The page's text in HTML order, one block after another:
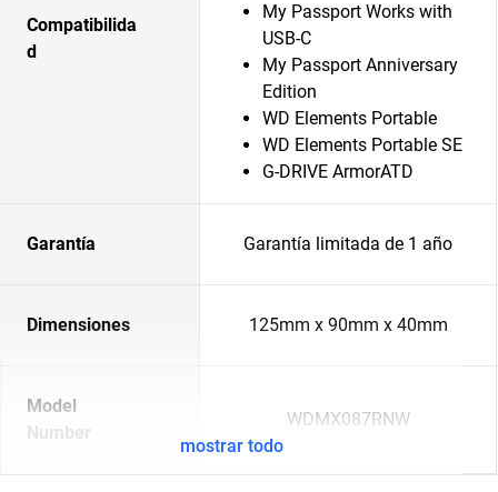
Compatibilida
d
My Passport Works with
USB-C
My Passport Anniversary
Edition
WD Elements Portable
WD Elements Portable SE
G-DRIVE ArmorATD
Garantía Garantía limitada de 1 año
Dimensiones 125mm x 90mm x 40mm
Model
Number
WDMX087RNW
mostrar todo